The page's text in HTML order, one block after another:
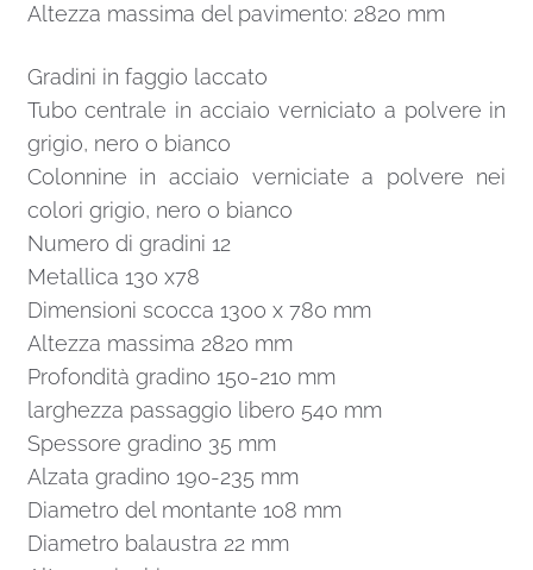
Altezza massima del pavimento: 2820 mm
Gradini in faggio laccato
Tubo centrale in acciaio verniciato a polvere in
grigio, nero o bianco
Colonnine in acciaio verniciate a polvere nei
colori grigio, nero o bianco
Numero di gradini 12
Metallica 130 x78
Dimensioni scocca 1300 x 780 mm
Altezza massima 2820 mm
Profondità gradino 150-210 mm
larghezza passaggio libero 540 mm
Spessore gradino 35 mm
Alzata gradino 190-235 mm
Diametro del montante 108 mm
Diametro balaustra 22 mm